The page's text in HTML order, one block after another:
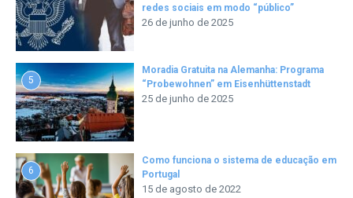
redes sociais em modo “público”
26 de junho de 2025
5
Moradia Gratuita na Alemanha: Programa
“Probewohnen” em Eisenhüttenstadt
25 de junho de 2025
6
Como funciona o sistema de educação em
Portugal
15 de agosto de 2022